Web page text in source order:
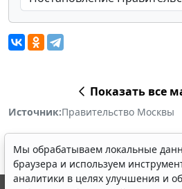
Показать все
Источник:Правительство Москвы
Мы обрабатываем локальные
браузера и используем
аналитики в целях улучшения и